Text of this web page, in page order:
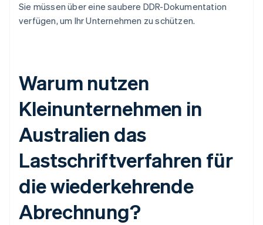
Sie müssen über eine saubere DDR-Dokumentation
verfügen, um Ihr Unternehmen zu schützen.
Warum nutzen
Kleinunternehmen in
Australien das
Lastschriftverfahren für
die wiederkehrende
Abrechnung?